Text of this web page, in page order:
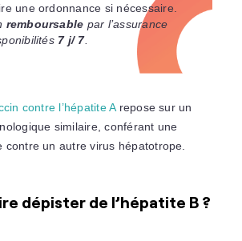
une ordonnance si nécessaire.
remboursable par l’assurance
7 j/ 7.
contre l’hépatite Arepose sur un
similaire, conférant une
contre un autre virus hépatotrope.
dépister de l’hépatite B ?